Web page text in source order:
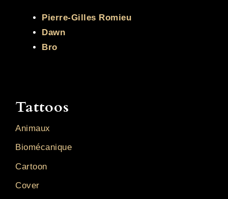
Pierre-Gilles Romieu
Dawn
Bro
Tattoos
Animaux
Biomécanique
Cartoon
Cover